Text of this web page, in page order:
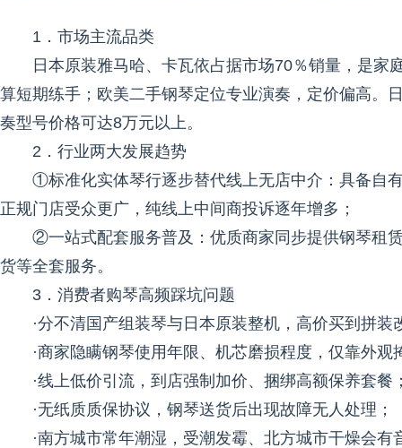
1．市场主流品类
日本原装雅马哈、卡瓦依占据市场70％销量，是
算短期练手；欧美二手钢琴定位专业演奏，定价偏高。
奏型号价格可达8万元以上。
2．行业两大发展趋势
①标准化实体琴行逐步替代线上无店中介：具备自
正规门店受众更广，纯线上中间商投诉逐年增多；
②一站式配套服务普及：优质商家同步提供钢琴租
货等全套服务。
3．消费者购琴高频踩坑问题
·分不清国产组装琴与日本原装整机，高价买到拼装
·商家隐瞒钢琴使用年限、机芯磨损程度，仅靠外观
·线上低价引流，到店强制加价、捆绑高额保养套餐
·无纸质质保协议，钢琴送货后出现故障无人处理；
·南方城市常年潮湿，受潮发霉、北方城市干燥会